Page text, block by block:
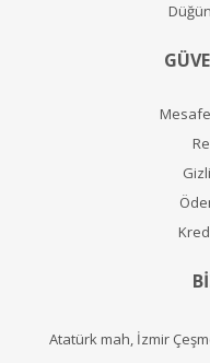
Atatürk mah, İzmir